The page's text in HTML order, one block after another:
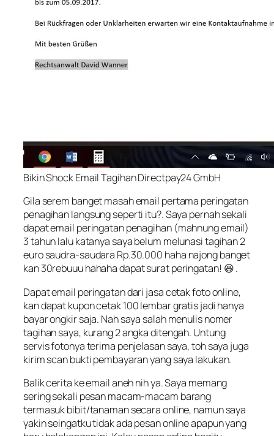
Bikin Shock Email Tagihan Directpay24 GmbH
Gila serem banget masah email pertama peringatan
penagihan langsung seperti itu?. Saya pernah sekali
dapat email peringatan penagihan (mahnung email)
3 tahun lalu katanya saya belum melunasi tagihan 2
euro saudra-saudara Rp.30.000 haha najongbanget
kan 30rebuuu hahaha dapat surat peringatan! 😆 .
Dapat email peringatan dari jasa cetak foto online,
kan dapat kupon cetak 100 lembar gratis jadi hanya
bayar ongkir saja. Nah saya salah menulis nomer
tagihan saya, kurang 2 angka ditengah. Untung
servis fotonya terima penjelasan saya, toh saya juga
kirim scan bukti pembayaran yang saya lakukan.
Balik cerita ke email aneh nih ya. Saya memang
sering sekali pesan macam-macam barang
termasuk bibit/tanaman secara online, namun saya
yakin seingatku tidak ada pesan online apapun yang